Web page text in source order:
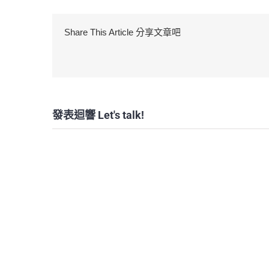
Share This Article 分享文章吧
發表迴響 Let's talk!